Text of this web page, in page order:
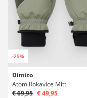
-29%
Dimito
Atom Rokavice Mitt
€ 69,95 € 49,95